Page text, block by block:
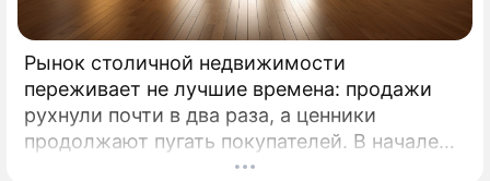
Рынок столичной недвижимости
переживает не лучшие времена: продажи
рухнули почти в два раза, а ценники
продолжают пугать покупателей. В начале
2026 года московские новостройки